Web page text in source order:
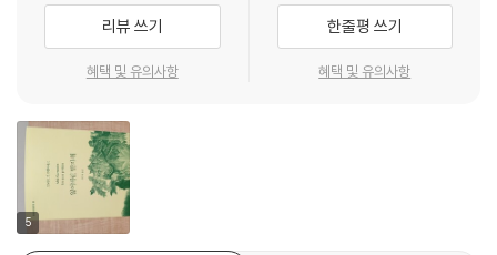
대 서구의 지식과 교양으로 무장하고 사회의 톱니바퀴로 살아가는 존재에
게 던지는 충격은 문명과 야만에 대한 근원적인 질문을 낳는다. 인간이 세
계의 중심이 아니며 세상 만물이 각자의 목소리를 내는 공간, 라틴아메리
거리게 한다. 매일의 여정을 기록한 기행문 형식으로 6개월여의 모험을 담
은 이 소설은 서구 문명의 대척지에서 새롭게 태어난 20세기의 『오디세이
아』이다. “생소한 것은 모두 경이롭다”라며 라틴아메리카의 고유성을 ‘경
이로운 현실주의’로 포착해낸 작가의 작품세계가 섬세하고 정교하게 구축
된 문장들 속에 우뚝하다.
리뷰 쓰기
혜택 및 유의사항
한줄평 쓰기
혜택 및 유의사항
5